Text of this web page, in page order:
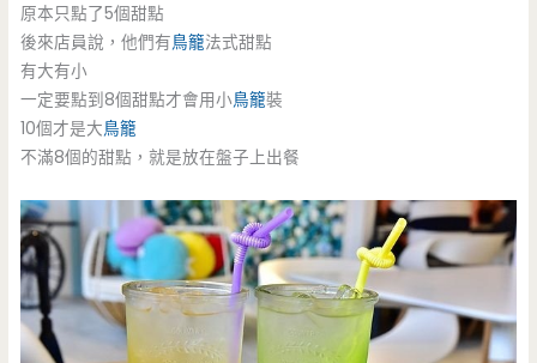
原本只點了5個甜點
後來店員說，他們有鳥籠法式甜點
有大有小
一定要點到8個甜點才會用小鳥籠裝
10個才是大鳥籠
不滿8個的甜點，就是放在盤子上出餐